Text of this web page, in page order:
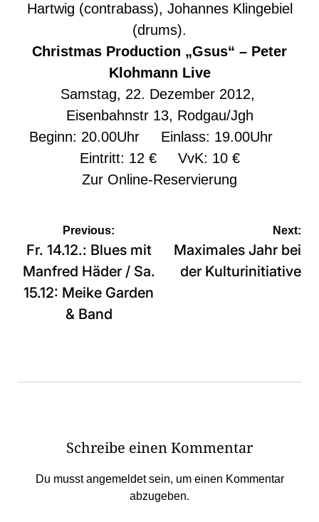
Hartwig (contrabass), Johannes Klingebiel
(drums).
Christmas Production „Gsus“ – Peter
Klohmann Live
Samstag, 22. Dezember 2012,
Eisenbahnstr 13, Rodgau/Jgh
Beginn: 20.00Uhr Einlass: 19.00Uhr
Eintritt: 12 € VvK: 10 €
Zur Online-Reservierung
Beitragsnavigation
Previous:
Fr. 14.12.: Blues mit
Manfred Häder / Sa.
15.12: Meike Garden
& Band
Next:
Maximales Jahr bei
der Kulturinitiative
Schreibe einen Kommentar
Du musstangemeldetsein, um einen Kommentar
abzugeben.